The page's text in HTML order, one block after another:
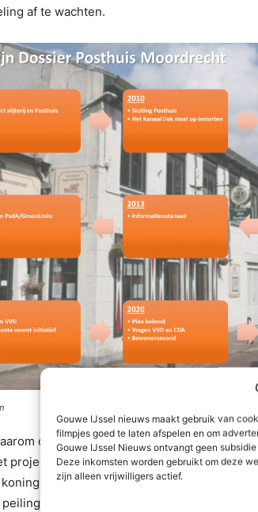
Gouwe IJssel nieuws maakt gebruik van
filmpjes goed te laten afspelen en om
Gouwe IJssel Nieuws ontvangt geen
Deze inkomsten worden gebruikt om deze
zijn alleen vrijwilligers actief.
af te wachten.
ook de pijlen gericht op wethouder
project nu loopt: “In 10 jaar kan een hoop
naar koning – En CDA Zuidplas
Kortom er kan veel veranderen, maar